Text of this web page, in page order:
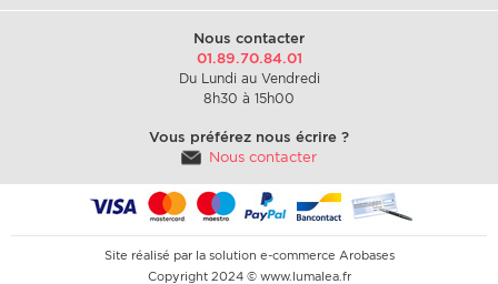
Nous contacter
01.89.70.84.01
Du Lundi au Vendredi
8h30 à 15h00
Vous préférez nous écrire ?
Nous contacter
Site réalisé par la solution e-commerce Arobases
Copyright 2024 © www.lumalea.fr